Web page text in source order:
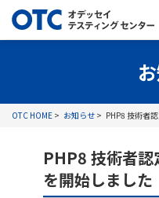
OTC HOME お知らせ PHP8 技術者
PHP8 技術者
を開始しました